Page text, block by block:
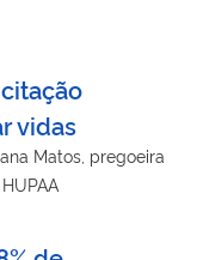
vidas
Matos, pregoeira